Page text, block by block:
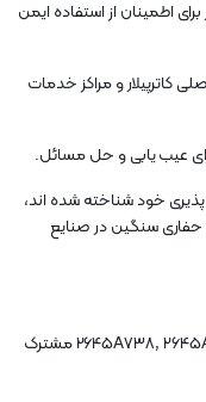
اطمینان از استفاده ایمن
و مراکز خدمات
عیب یابی و حل مسائل.
پذیری خود شناخته شده اند،
حفاری سنگین در صنایع
شماره فنی‌های 2645A738, 2645A737, 2645A746, 2645A738 مشترک